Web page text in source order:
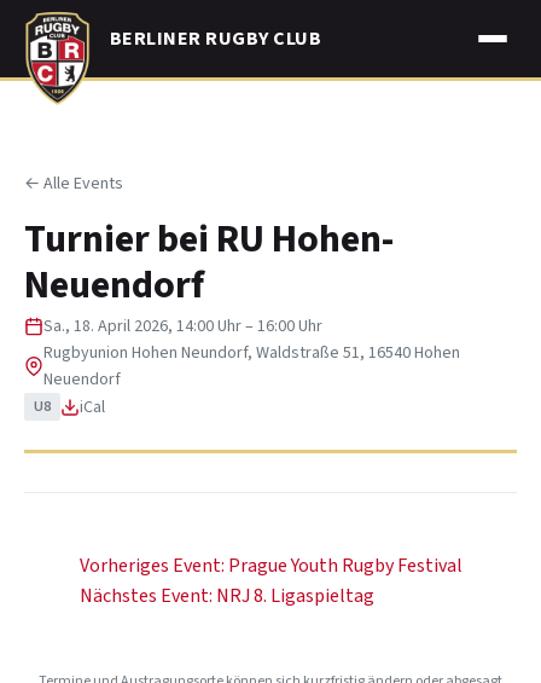
Skip
content
BERLINER RUGBY CLUB
← Alle Events
Turnier bei RU Hohen-
Neuendorf
Sa., 18. April 2026, 14:00 Uhr – 16:00 Uhr
Rugbyunion Hohen Neundorf, Waldstraße 51, 16540 Hohen
Neuendorf
U8 iCal
Beitragsnavigation
Vorheriges Event: Prague Youth Rugby Festival
Nächstes Event: NRJ 8. Ligaspieltag